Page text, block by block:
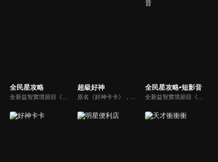
全民星攻略
全新益智實境節目《全民星攻略》，由館長曾國城擔任把關者，考驗著每個來挑戰九宮格益智遊戲藝人明星。想要攻略九宮格關卡，透過創意聯想、邏輯推理、理想分析，才有機會獲取智慧星幣，帶走夢幻大獎。
超級好神
原名《好神卡卡》，後改名為《超級好神》，是一檔益智類綜藝節目，由「A咖天王」徐乃麟搭配黃鐙輝主持。「好神智慧王」、「好神記憶王」、「誰是爆點王」、「好神送好禮」四個單元，讓來賓一較高下。比反應，比記憶，比機智，比膽識，幸運女神的眷顧與遠離永遠都是個未知數！
全民星攻略•短影音
全新益智實境節目《全民星攻略》，由館長曾國城擔任把關者，考驗著每個來挑戰九宮格益智遊戲藝人明星。想要攻略九宮格關卡，透過創意聯想、邏輯推理、理想分析，才有機會獲取智慧星幣，帶走夢幻大獎。